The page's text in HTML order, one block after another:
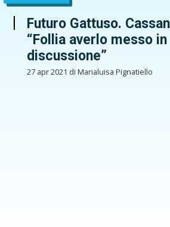
Futuro Gattuso.
“Follia averlo messo in
discussione”
27 apr 2021 di Marialuisa Pignatiello